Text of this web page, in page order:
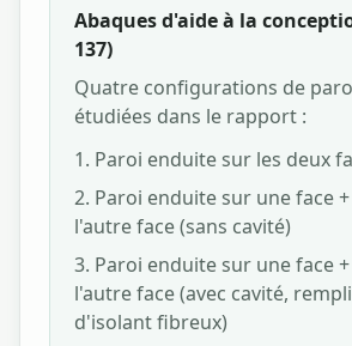
Abaques d'aide à la
137)
Quatre configurations de
étudiées dans le rapport :
Paroi enduite sur les deux
Paroi enduite sur une face
l'autre face (sans cavité)
Paroi enduite sur une face
l'autre face (avec cavité,
d'isolant fibreux)